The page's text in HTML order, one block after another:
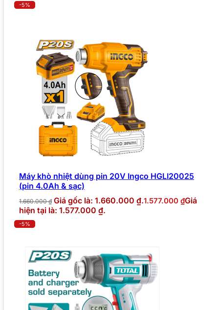
-5%
Máy khò nhiệt dùng pin 20V Ingco HGLI20025
(pin 4.0Ah & sạc)
1.660.000₫ Giá gốc là: 1.660.000 ₫.1.577.000 ₫Giá
hiện tại là: 1.577.000 ₫.
-5%